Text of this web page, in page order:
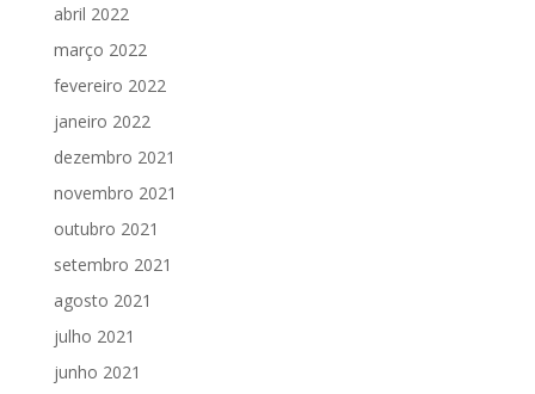
abril 2022
março 2022
fevereiro 2022
janeiro 2022
dezembro 2021
novembro 2021
outubro 2021
setembro 2021
agosto 2021
julho 2021
junho 2021